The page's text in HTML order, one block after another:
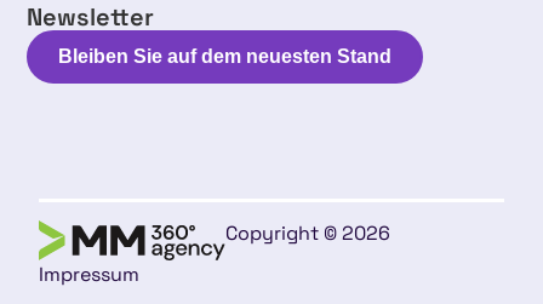
Newsletter
Bleiben Sie auf dem neuesten Stand
Copyright © 2026
Impressum